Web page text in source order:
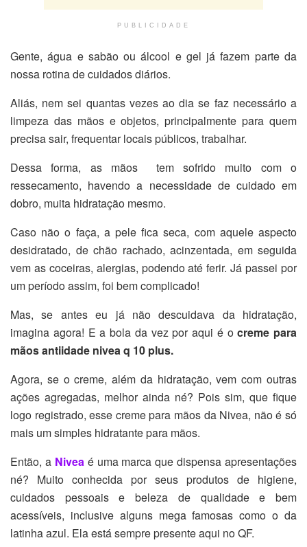
PUBLICIDADE
Gente, água e sabão ou álcool e gel já fazem parte da
nossa rotina de cuidados diários.
Aliás, nem sei quantas vezes ao dia se faz necessário a
limpeza das mãos e objetos, principalmente para quem
precisa sair, frequentar locais públicos, trabalhar.
Dessa forma, as mãos tem sofrido muito com o
ressecamento, havendo a necessidade de cuidado em
dobro, muita hidratação mesmo.
Caso não o faça, a pele fica seca, com aquele aspecto
desidratado, de chão rachado, acinzentada, em seguida
vem as coceiras, alergias, podendo até ferir. Já passei por
um período assim, foi bem complicado!
Mas, se antes eu já não descuidava da hidratação,
imagina agora! E a bola da vez por aqui é ocreme para
mãos antiidade nivea q 10 plus.
Agora, se o creme, além da hidratação, vem com outras
ações agregadas, melhor ainda né? Pois sim, que fique
logo registrado, esse creme para mãos da Nivea, não é só
mais um simples hidratante para mãos.
Então, a Niveaé uma marca que dispensa apresentações
né? Muito conhecida por seus produtos de higiene,
cuidados pessoais e beleza de qualidade e bem
acessíveis, inclusive alguns mega famosas como o da
latinha azul. Ela está sempre presente aqui no QF.